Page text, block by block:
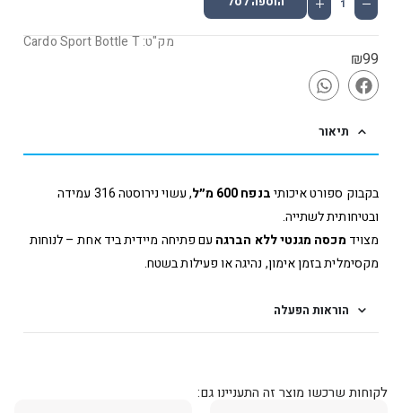
₪99
מק"ט: Cardo Sport Bottle T
תיאור
בקבוק ספורט איכותיבנפח 600 מ״ל
, עשוי נירוסטה 316 עמידה
ובטיחותית לשתייה.
מצויד מכסה מגנטי ללא הברגה עם פתיחה מיידית ביד אחת – לנוחות
מקסימלית בזמן אימון, נהיגה או פעילות בשטח.
הוראות הפעלה
לקוחות שרכשו מוצר זה התעניינו גם: